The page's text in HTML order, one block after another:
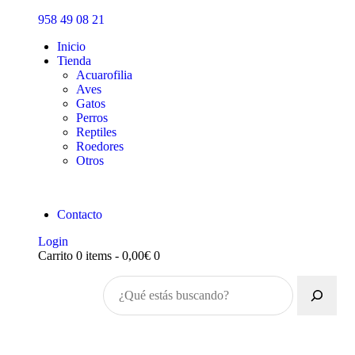
958 49 08 21
Inicio
Tienda
Acuarofilia
Aves
Gatos
Perros
Reptiles
Roedores
Otros
Contacto
Login
Carrito 0 items - 0,00€ 0
Inicio